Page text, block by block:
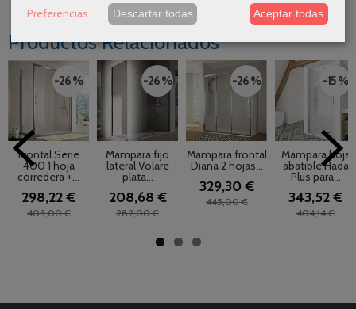
Productos Relacionados
-26 %
Frontal Serie
400 1 hoja
corredera +...
298,22 €
403,00 €
-26 %
Mampara fijo
lateral Volare
plata...
208,68 €
282,00 €
-26 %
Mampara frontal
Diana 2 hojas...
329,30 €
445,00 €
-15 %
Mampara hoja
abatible Hada
Plus para...
343,52 €
404,14 €
Preferencias Descartar todas Aceptar todas